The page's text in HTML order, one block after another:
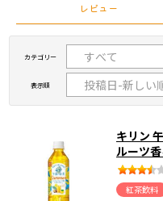
レビュー
カテゴリー
表示順
キリン
ルーツ
紅茶飲料